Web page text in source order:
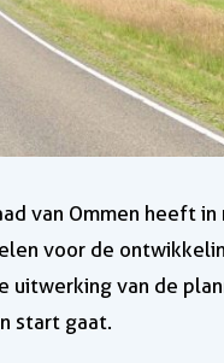
van Ommen heeft
voor de
uitwerking van de
start gaat.